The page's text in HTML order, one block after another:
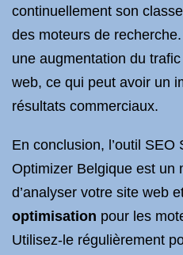
continuellement son
des moteurs de
une augmentation du
web, ce qui peut avoir un
résultats commerciaux.
En conclusion, l’outil SEO
Optimizer Belgique est un
d’analyser votre site web
optimisation pour les
Utilisez-le régulièrement